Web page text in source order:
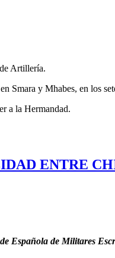
Artillería.
Smara y Mhabes, en los
a la Hermandad.
ENTRE
Española de Militares